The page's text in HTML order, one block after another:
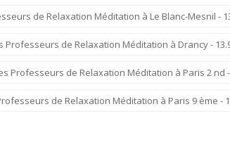
de Relaxation Méditation à Le Blanc-Mesnil -
Professeurs de Relaxation Méditation à Drancy -
Professeurs de Relaxation Méditation à Paris 2 nd
de Relaxation Méditation à Paris 9 ème -